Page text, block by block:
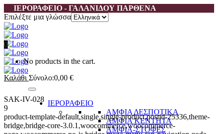
ΙΕΡΟΡΑΦΕΙΟ - ΓΑΛΑΝΙΔΟΥ ΠΑΡΘΕΝΑ
Επιλέξτε μια γλώσσα
0
No products in the cart.
Καλάθι Σύνολο:0,00 €
ΙΕΡΟΡΑΦΕΙΟ
ΑΜΦΙΑ ΔΕΣΠΟΤΙΚΑ
ΑΜΦΙΑ ΚΕΝΤΗΤΑ
ΑΜΦΙΑ-ΣΤΟΦΕΣ
SAK-IV-028
9
product-template-default,single,single-product,postid-25336,theme-
bridge,bridge-core-3.0.1,woocommerce,woocommerce-